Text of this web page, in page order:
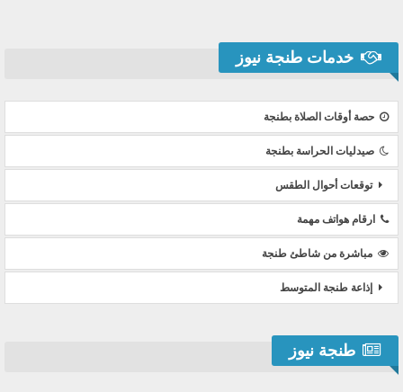
خدمات طنجة نيوز
حصة أوقات الصلاة بطنجة
صيدليات الحراسة بطنجة
توقعات أحوال الطقس
ارقام هواتف مهمة
مباشرة من شاطئ طنجة
إذاعة طنجة المتوسط
طنجة نيوز